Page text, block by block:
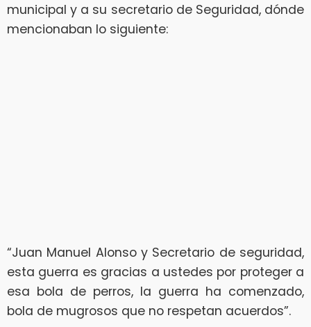
municipal y a su secretario de Seguridad, dónde
mencionaban lo siguiente:
“Juan Manuel Alonso y Secretario de seguridad,
esta guerra es gracias a ustedes por proteger a
esa bola de perros, la guerra ha comenzado,
bola de mugrosos que no respetan acuerdos”.